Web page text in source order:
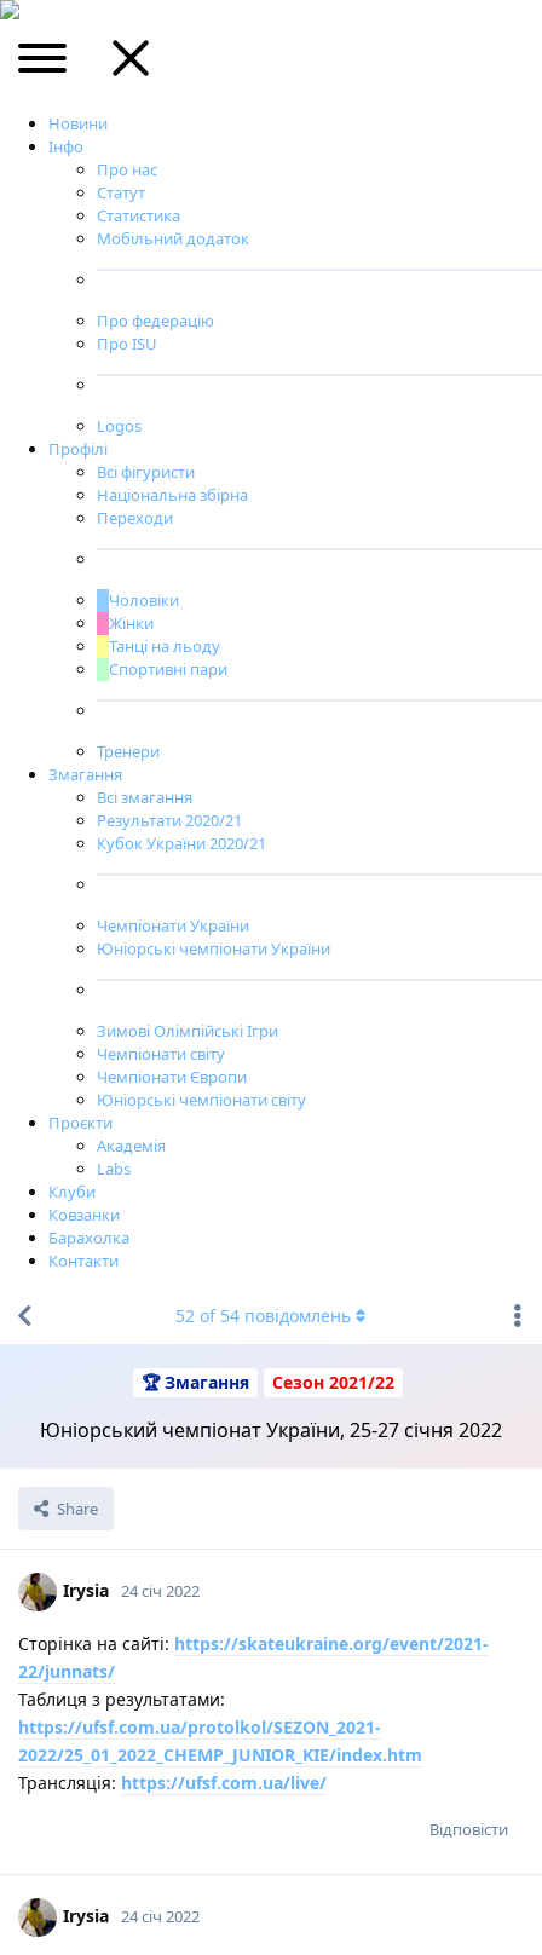
Новини
Інфо
Про нас
Статут
Статистика
Мобільний додаток
Про федерацію
Про ISU
Logos
Профілі
Всі фігуристи
Національна збірна
Переходи
Чоловіки
Жінки
Танці на льоду
Спортивні пари
Тренери
Змагання
Всі змагання
Результати 2020/21
Кубок України 2020/21
Чемпіонати України
Юніорські чемпіонати України
Зимові Олімпійські Ігри
Чемпіонати світу
Чемпіонати Європи
Юніорські чемпіонати світу
Проєкти
Академія
Labs
Клуби
Ковзанки
Барахолка
Контакти
🏆 Змагання Сезон 2021/22
Юніорський чемпіонат України, 25-27 січня 2022
Share
52 of 54 повідомлень
Irysia 24 січ 2022
Сторінка на сайті: https://skateukraine.org/event/2021-
22/junnats/
Таблиця з результатами:
https://ufsf.com.ua/protolkol/SEZON_2021-
2022/25_01_2022_CHEMP_JUNIOR_KIE/index.htm
Трансляція: https://ufsf.com.ua/live/
Відповісти
Irysia 24 січ 2022